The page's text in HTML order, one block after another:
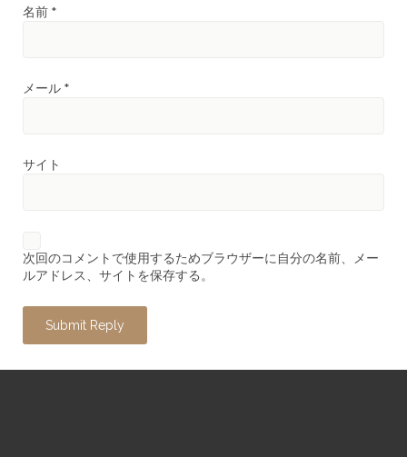
名前 *
メール *
サイト
次回のコメントで使用するためブラウザーに自分の名前、メー
ルアドレス、サイトを保存する。